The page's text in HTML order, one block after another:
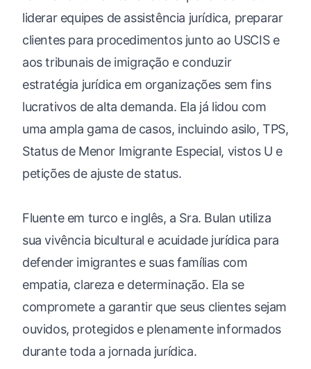
liderar equipes de assistência jurídica, preparar
clientes para procedimentos junto ao USCIS e
aos tribunais de imigração e conduzir
estratégia jurídica em organizações sem fins
lucrativos de alta demanda. Ela já lidou com
uma ampla gama de casos, incluindo asilo, TPS,
Status de Menor Imigrante Especial, vistos U e
petições de ajuste de status.
Fluente em turco e inglês, a Sra. Bulan utiliza
sua vivência bicultural e acuidade jurídica para
defender imigrantes e suas famílias com
empatia, clareza e determinação. Ela se
compromete a garantir que seus clientes sejam
ouvidos, protegidos e plenamente informados
durante toda a jornada jurídica.